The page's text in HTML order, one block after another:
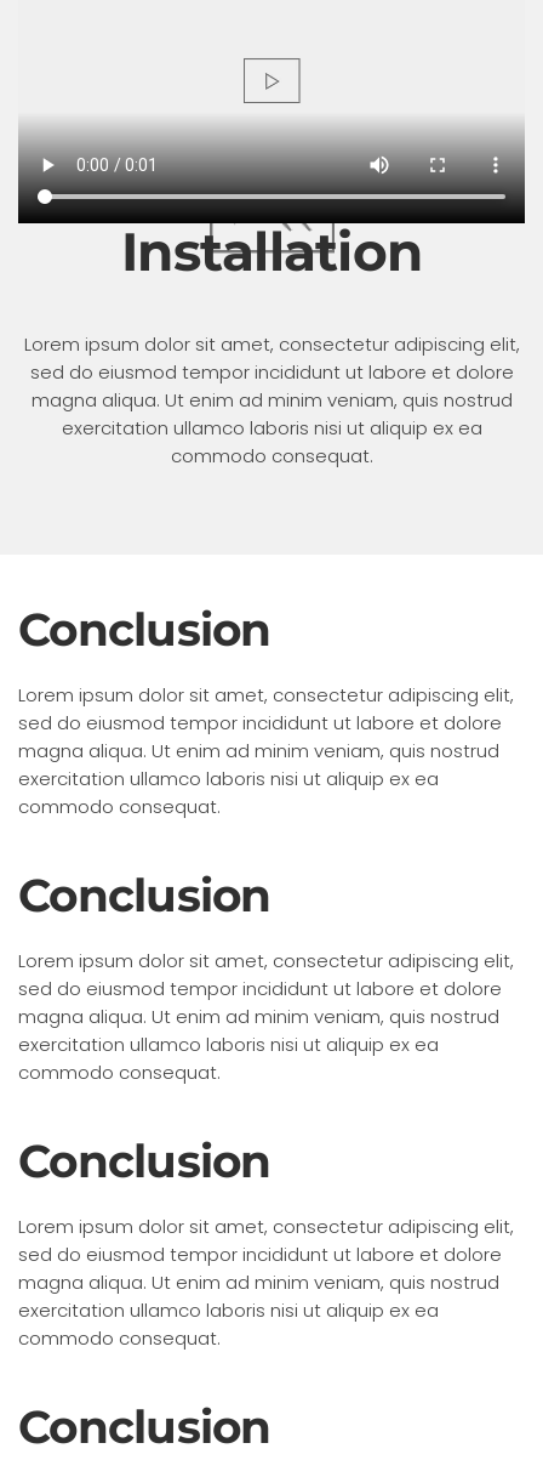
Installation
Lorem ipsum dolor sit amet, consectetur adipiscing elit,
sed do eiusmod tempor incididunt ut labore et dolore
magna aliqua. Ut enim ad minim veniam, quis nostrud
exercitation ullamco laboris nisi ut aliquip ex ea
commodo consequat.
Conclusion
Lorem ipsum dolor sit amet, consectetur adipiscing elit,
sed do eiusmod tempor incididunt ut labore et dolore
magna aliqua. Ut enim ad minim veniam, quis nostrud
exercitation ullamco laboris nisi ut aliquip ex ea
commodo consequat.
Conclusion
Lorem ipsum dolor sit amet, consectetur adipiscing elit,
sed do eiusmod tempor incididunt ut labore et dolore
magna aliqua. Ut enim ad minim veniam, quis nostrud
exercitation ullamco laboris nisi ut aliquip ex ea
commodo consequat.
Conclusion
Lorem ipsum dolor sit amet, consectetur adipiscing elit,
sed do eiusmod tempor incididunt ut labore et dolore
magna aliqua. Ut enim ad minim veniam, quis nostrud
exercitation ullamco laboris nisi ut aliquip ex ea
commodo consequat.
Conclusion